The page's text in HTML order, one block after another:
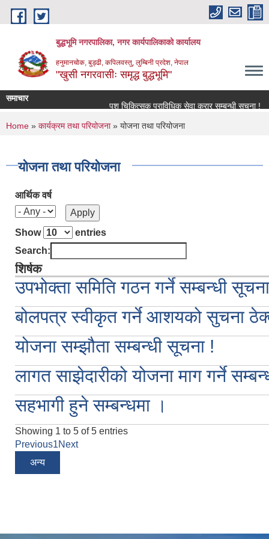
Skip to main content
बुद्धभूमि नगरपालिका, नगर कार्यपालिकाको कार्यालय
हनुमानचोक, बुड्ढी, कपिलवस्तु, लुम्बिनी प्रदेश, नेपाल
"खुसी नगरवासीः समृद्ध बुद्धभूमि"
समाचार
पशु चिकित्सक प्राविधिक सेवा करार सम्बन्धी सूचना !
You are here
Home » कार्यक्रम तथा परियोजना» योजना तथा परियोजना
योजना तथा परियोजना
आर्थिक वर्ष
Show
entries
Search:
शिर्षक
उपभोक्ता समिति गठन गर्ने सम्बन्धी
बोलपत्र स्वीकृत गर्ने आशयको सुचना
योजना सम्झौता सम्बन्धी सूचना !
लागत साझेदारीको योजना माग गर्ने
सहभागी हुने सम्बन्धमा ।
Showing 1 to 5 of 5 entries
Previous1Next
अन्य